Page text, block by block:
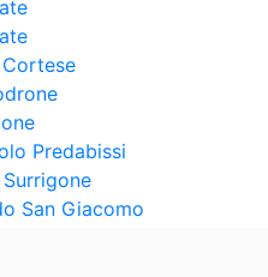
Predabissi
San Giacomo